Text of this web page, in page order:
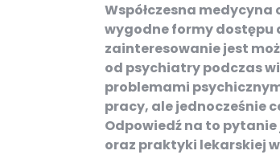
Współczesna
wygodne formy dostępu
zainteresowanie jest
od psychiatry podczas
problemami
pracy, ale jednocześnie
Odpowiedź na to
oraz praktyki lekarskiej w